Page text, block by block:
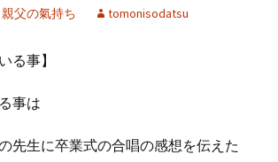
親父の氣持ち tomonisodatsu
る事】
事は
先生に卒業式の合唱の感想を伝えた